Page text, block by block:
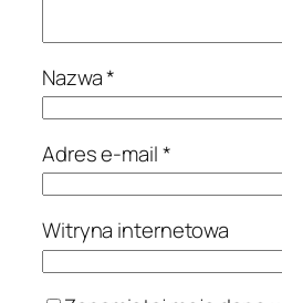
Nazwa*
Adres e-mail*
Witryna internetowa